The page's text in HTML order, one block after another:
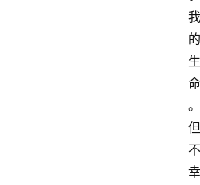
我
的
生
命
。
但
不
幸